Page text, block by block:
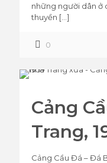
những người dân ở
thuyền […]
0
Cảng
Trang,
Cảng Cầu Đá – Đá